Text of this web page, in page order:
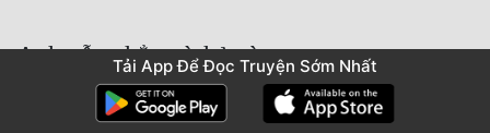
Anh vẫn chẳng ừ hử gì.
Tải App Để Đọc Truyện Sớm Nhất